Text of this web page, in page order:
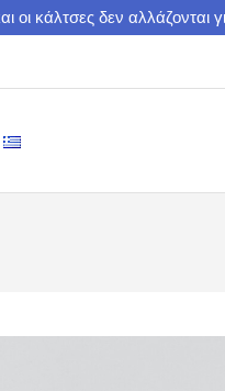
οι κάλτσες δεν αλλάζονται